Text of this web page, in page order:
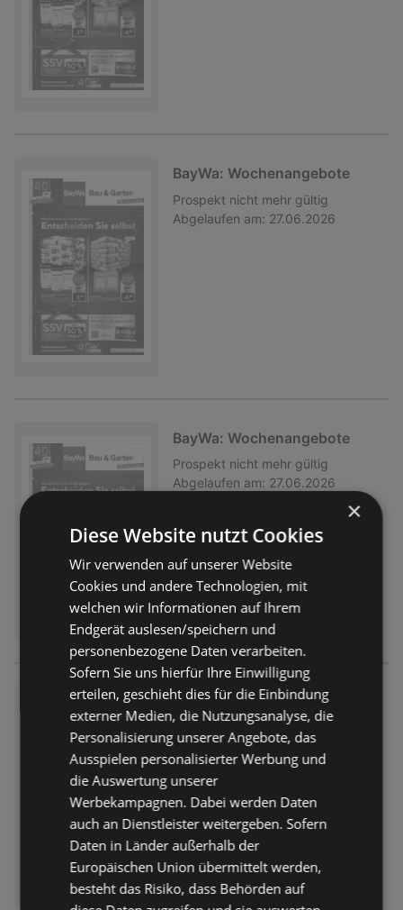
BayWa: Wochenangebote
Prospekt nicht mehr gültig
Abgelaufen am: 27.06.2026
BayWa: Wochenangebote
Prospekt nicht mehr gültig
Abgelaufen am: 27.06.2026
BayWa: Wochenangebote
nicht mehr gültig
Abgelaufen am: 27.06.2026
×
Diese Website nutzt Cookies
Wir verwenden auf unserer Website
Cookies und andere Technologien, mit
welchen wir Informationen auf Ihrem
Endgerät auslesen/speichern und
personenbezogene Daten verarbeiten.
Sofern Sie uns hierfür Ihre Einwilligung
erteilen, geschieht dies für die Einbindung
externer Medien, die Nutzungsanalyse, die
Personalisierung unserer Angebote, das
Ausspielen personalisierter Werbung und
die Auswertung unserer
Werbekampagnen. Dabei werden Daten
auch an Dienstleister weitergeben. Sofern
Daten in Länder außerhalb der
Europäischen Union übermittelt werden,
besteht das Risiko, dass Behörden auf